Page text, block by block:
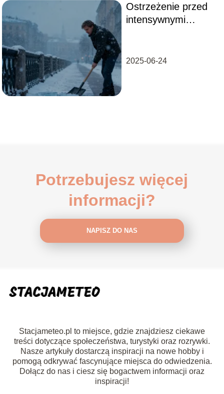
Ostrzeżenie przed
intensywnymi
się przygotować?
2025-06-24
Potrzebujesz więcej
informacji?
NAPISZ DO NAS
Stacjameteo.pl to miejsce, gdzie znajdziesz ciekawe
treści dotyczące społeczeństwa, turystyki oraz rozrywki.
Nasze artykuły dostarczą inspiracji na nowe hobby i
pomogą odkrywać fascynujące miejsca do odwiedzenia.
Dołącz do nas i ciesz się bogactwem informacji oraz
inspiracji!